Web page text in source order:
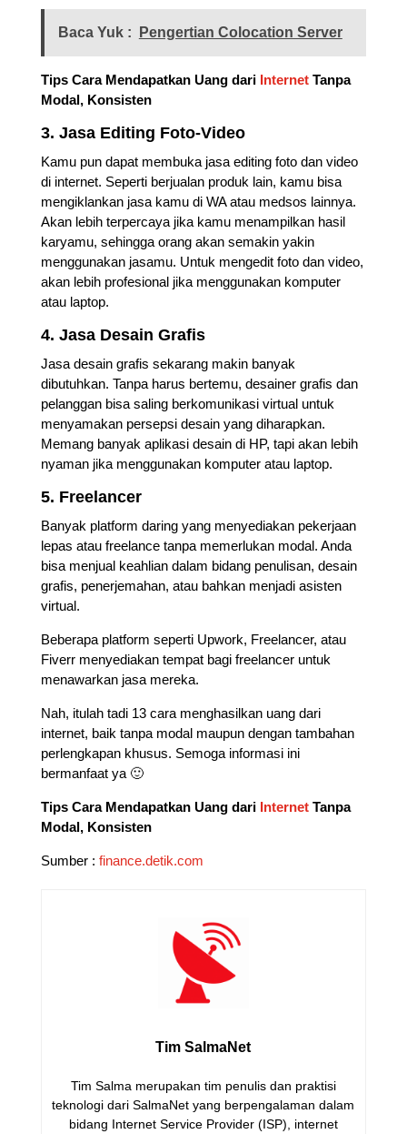
Baca Yuk : Pengertian Colocation Server
Tips Cara Mendapatkan Uang dari InternetTanpa
Modal, Konsisten
3. Jasa Editing Foto-Video
Kamu pun dapat membuka jasa editing foto dan video
di internet. Seperti berjualan produk lain, kamu bisa
mengiklankan jasa kamu di WA atau medsos lainnya.
Akan lebih terpercaya jika kamu menampilkan hasil
karyamu, sehingga orang akan semakin yakin
menggunakan jasamu. Untuk mengedit foto dan video,
akan lebih profesional jika menggunakan komputer
atau laptop.
4. Jasa Desain Grafis
Jasa desain grafis sekarang makin banyak
dibutuhkan. Tanpa harus bertemu, desainer grafis dan
pelanggan bisa saling berkomunikasi virtual untuk
menyamakan persepsi desain yang diharapkan.
Memang banyak aplikasi desain di HP, tapi akan lebih
nyaman jika menggunakan komputer atau laptop.
5. Freelancer
Banyak platform daring yang menyediakan pekerjaan
lepas atau freelance tanpa memerlukan modal. Anda
bisa menjual keahlian dalam bidang penulisan, desain
grafis, penerjemahan, atau bahkan menjadi asisten
virtual.
Beberapa platform seperti Upwork, Freelancer, atau
Fiverr menyediakan tempat bagi freelancer untuk
menawarkan jasa mereka.
Nah, itulah tadi 13 cara menghasilkan uang dari
internet, baik tanpa modal maupun dengan tambahan
perlengkapan khusus. Semoga informasi ini
bermanfaat ya 🙂
Tips Cara Mendapatkan Uang dari InternetTanpa
Modal, Konsisten
Sumber : finance.detik.com
Tim SalmaNet
Tim Salma merupakan tim penulis dan praktisi
teknologi dari SalmaNet yang berpengalaman dalam
bidang Internet Service Provider (ISP), internet